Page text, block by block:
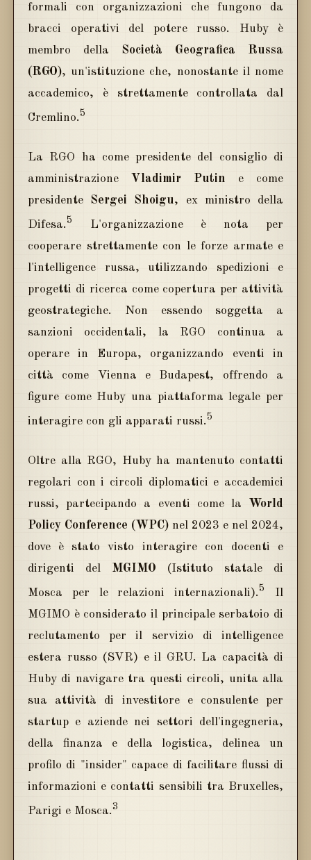
formali con organizzazioni che fungono da
bracci operativi del potere russo. Huby è
membro della Società Geografica Russa
(RGO), un'istituzione che, nonostante il nome
accademico, è strettamente controllata dal
Cremlino. 5
La RGO ha come presidente del consiglio di
amministrazione
Vladimir Putin e come
presidente Sergei Shoigu, ex ministro della
Difesa. 5
L'organizzazione è nota per
cooperare strettamente con le forze armate e
l'intelligence russa, utilizzando spedizioni e
progetti di ricerca come copertura per attività
geostrategiche. Non essendo soggetta a
sanzioni occidentali, la RGO continua a
operare in Europa, organizzando eventi in
città come Vienna e Budapest, offrendo a
figure come Huby una piattaforma legale per
interagire con gli apparati russi. 5
Oltre alla RGO, Huby ha mantenuto contatti
regolari con i circoli diplomatici e accademici
russi, partecipando a eventi come la
World
Policy Conference (WPC) nel 2023 e nel 2024,
dove è stato visto interagire con docenti e
dirigenti del MGIMO (Istituto statale di
Mosca per le relazioni internazionali). 5
Il
MGIMO è considerato il principale serbatoio di
reclutamento per il servizio di intelligence
estera russo (SVR) e il GRU. La capacità di
Huby di navigare tra questi circoli, unita alla
sua attività di investitore e consulente per
startup e aziende nei settori dell'ingegneria,
della finanza e della logistica, delinea un
profilo di "insider" capace di facilitare flussi di
informazioni e contatti sensibili tra Bruxelles,
Parigi e Mosca.3